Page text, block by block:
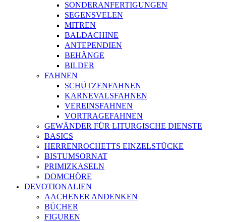
SONDERANFERTIGUNGEN
SEGENSVELEN
MITREN
BALDACHINE
ANTEPENDIEN
BEHÄNGE
BILDER
FAHNEN
SCHÜTZENFAHNEN
KARNEVALSFAHNEN
VEREINSFAHNEN
VORTRAGEFAHNEN
GEWÄNDER FÜR LITURGISCHE DIENSTE
BASICS
HERRENROCHETTS EINZELSTÜCKE
BISTUMSORNAT
PRIMIZKASELN
DOMCHÖRE
DEVOTIONALIEN
AACHENER ANDENKEN
BÜCHER
FIGUREN